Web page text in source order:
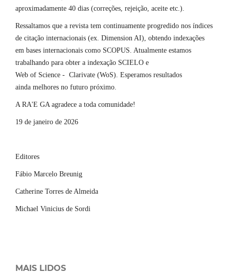
aproximadamente 40 dias (correções, rejeição, aceite etc.).
Ressaltamos que a revista tem continuamente progredido nos índices
de citação internacionais (ex. Dimension AI), obtendo indexações
em bases internacionais como SCOPUS. Atualmente estamos
trabalhando para obter a indexação SCIELO e
Web of Science - Clarivate (WoS). Esperamos resultados
ainda melhores no futuro próximo.
A RA'E GA agradece a toda comunidade!
19 de janeiro de 2026
Editores
Fábio Marcelo Breunig
Catherine Torres de Almeida
Michael Vinicius de Sordi
MAIS LIDOS